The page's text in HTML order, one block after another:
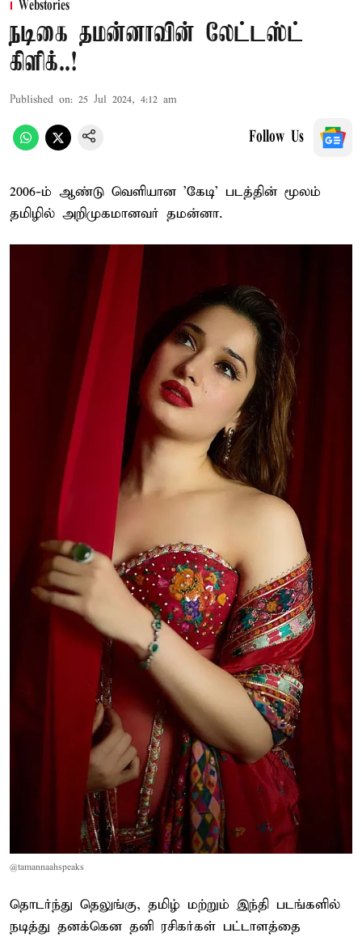
Webstories
நடிகை தமன்னாவின் லேட்டஸ்ட்
கிளிக்..!
Published on: 25 Jul 2024, 4:12 am
Follow Us
2006-ம் ஆண்டு வெளியான 'கேடி' படத்தின் மூலம்
தமிழில் அறிமுகமானவர் தமன்னா.
@tamannaahspeaks
தொடர்ந்து தெலுங்கு, தமிழ் மற்றும் இந்தி படங்களில்
நடித்து தனக்கென தனி ரசிகர்கள் பட்டாளத்தை